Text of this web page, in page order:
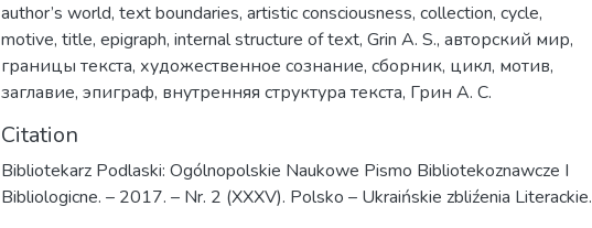
author’s world, text boundaries, artistic consciousness, collection, cycle,
motive, title, epigraph, internal structure of text, Grin A. S., авторский мир,
границы текста, художественное сознание, сборник, цикл, мотив,
заглавие, эпиграф, внутренняя структура текста, Грин А. С.
Citation
Bibliotekarz Podlaski: Ogólnopolskie Naukowe Pismo Bibliotekoznawcze I
Bibliologicne. – 2017. – Nr. 2 (XXXV). Polsko – Ukraińskie zbliźenia Literackie.